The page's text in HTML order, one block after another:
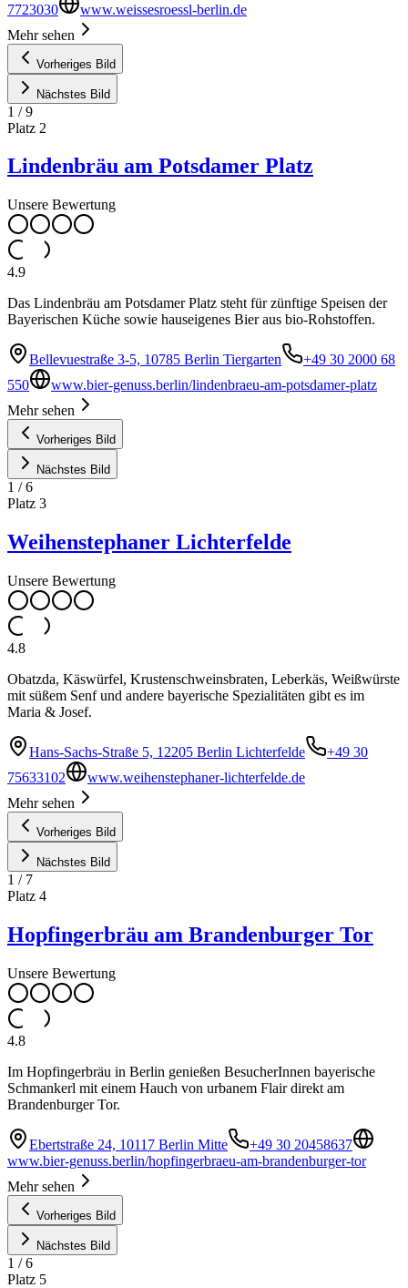
7723030
www.weissesroessl-berlin.de
Mehr sehen
Vorheriges Bild
Nächstes Bild
1 /9
Platz 2
Lindenbräu am Potsdamer Platz
Unsere Bewertung
4.9
Das Lindenbräu am Potsdamer Platz steht für zünftige Speisen der
Bayerischen Küche sowie hauseigenes Bier aus bio-Rohstoffen.
Bellevuestraße 3-5, 10785 Berlin Tiergarten
+49 30 2000 68
550
www.bier-genuss.berlin/lindenbraeu-am-potsdamer-platz
Mehr sehen
Vorheriges Bild
Nächstes Bild
1 /6
Platz 3
Weihenstephaner Lichterfelde
Unsere Bewertung
4.8
Obatzda, Käswürfel, Krustenschweinsbraten, Leberkäs, Weißwürste
mit süßem Senf und andere bayerische Spezialitäten gibt es im
Maria & Josef.
Hans-Sachs-Straße 5, 12205 Berlin Lichterfelde
+49 30
75633102
www.weihenstephaner-lichterfelde.de
Mehr sehen
Vorheriges Bild
Nächstes Bild
1 / 7
Platz 4
Hopfingerbräu am Brandenburger Tor
Unsere Bewertung
4.8
Im Hopfingerbräu in Berlin genießen BesucherInnen bayerische
Schmankerl mit einem Hauch von urbanem Flair direkt am
Brandenburger Tor.
Ebertstraße 24, 10117 Berlin Mitte
+49 30 20458637
www.bier-genuss.berlin/hopfingerbraeu-am-brandenburger-tor
Mehr sehen
Vorheriges Bild
Nächstes Bild
1 /6
Platz 5